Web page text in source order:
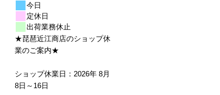
今日
定休日
出荷業務休止
★琵琶近江商店のショップ休
業のご案内★
ショップ休業日：2026年 8月
8日～16日